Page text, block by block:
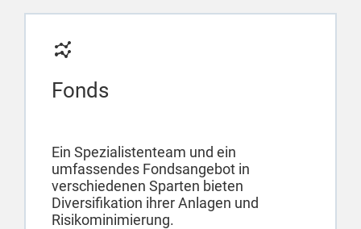
Fonds
Ein Spezialistenteam und ein
umfassendes Fondsangebot in
verschiedenen Sparten bieten
Diversifikation ihrer Anlagen und
Risikominimierung.